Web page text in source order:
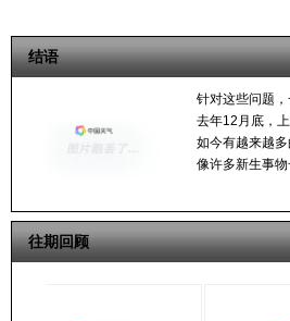
结语
针对这些问题，
去年12月底，
如今有越来越
像许多新生事
往期回顾